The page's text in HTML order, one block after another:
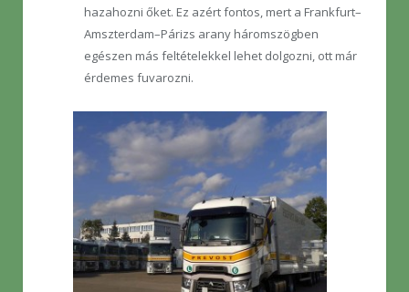
hazahozni őket. Ez azért fontos, mert a Frankfurt–
Amszterdam–Párizs arany háromszögben
egészen más feltételekkel lehet dolgozni, ott már
érdemes fuvarozni.